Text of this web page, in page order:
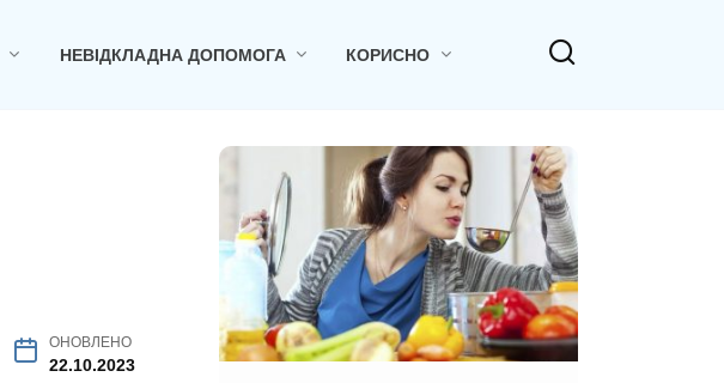
НЕВІДКЛАДНА ДОПОМОГА КОРИСНО
ОНОВЛЕНО
22.10.2023